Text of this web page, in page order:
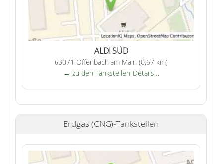
ALDI SÜD
63071 Offenbach am Main (0,67 km)
→ zu den Tankstellen-Details…
Erdgas (CNG)-Tankstellen